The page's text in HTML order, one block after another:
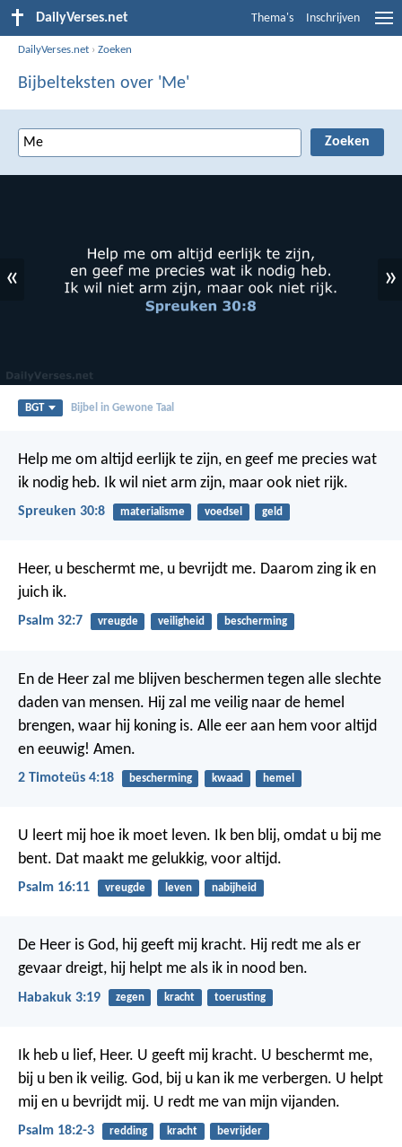
DailyVerses.net Thema's Inschrijven
DailyVerses.net ›Zoeken
Bijbelteksten over 'Me'
« »
BGT Bijbel in Gewone Taal
Help me om altijd eerlijk te zijn, en geef me precies wat
ik nodig heb. Ik wil niet arm zijn, maar ook niet rijk.
Spreuken 30:8 materialisme voedsel geld
Heer, u beschermt me, u bevrijdt me. Daarom zing ik en
juich ik.
Psalm 32:7 vreugde veiligheid bescherming
En de Heer zal me blijven beschermen tegen alle slechte
daden van mensen. Hij zal me veilig naar de hemel
brengen, waar hij koning is. Alle eer aan hem voor altijd
en eeuwig! Amen.
2 Timoteüs 4:18 bescherming kwaad hemel
U leert mij hoe ik moet leven. Ik ben blij, omdat u bij me
bent. Dat maakt me gelukkig, voor altijd.
Psalm 16:11 vreugde leven nabijheid
De Heer is God, hij geeft mij kracht. Hij redt me als er
gevaar dreigt, hij helpt me als ik in nood ben.
Habakuk 3:19 zegen kracht toerusting
Ik heb u lief, Heer. U geeft mij kracht. U beschermt me,
bij u ben ik veilig. God, bij u kan ik me verbergen. U helpt
mij en u bevrijdt mij. U redt me van mijn vijanden.
Psalm 18:2-3 redding kracht bevrijder